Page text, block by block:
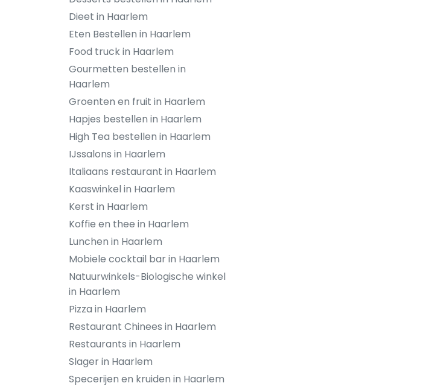
Dieet in Haarlem
Eten Bestellen in Haarlem
Food truck in Haarlem
Gourmetten bestellen in
Haarlem
Groenten en fruit in Haarlem
Hapjes bestellen in Haarlem
High Tea bestellen in Haarlem
IJssalons in Haarlem
Italiaans restaurant in Haarlem
Kaaswinkel in Haarlem
Kerst in Haarlem
Koffie en thee in Haarlem
Lunchen in Haarlem
Mobiele cocktail bar in Haarlem
Natuurwinkels-Biologische winkel
in Haarlem
Pizza in Haarlem
Restaurant Chinees in Haarlem
Restaurants in Haarlem
Slager in Haarlem
Specerijen en kruiden in Haarlem